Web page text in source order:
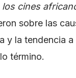
cines
sobre las
y la tendencia
término.